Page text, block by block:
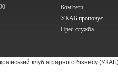
Комітети
УКАБ пропонує
Прес-служба
клуб аграрного бізнесу